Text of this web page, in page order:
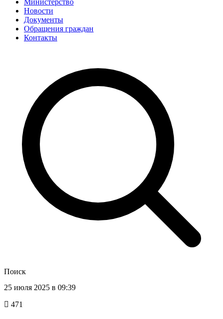
Министерство
Новости
Документы
Обращения граждан
Контакты
Поиск
25 июля 2025 в 09:39
471